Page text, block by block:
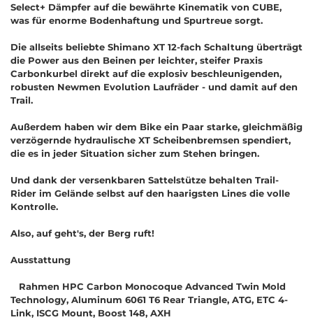
Select+ Dämpfer auf die bewährte Kinematik von CUBE,
was für enorme Bodenhaftung und Spurtreue sorgt.
Die allseits beliebte Shimano XT 12-fach Schaltung überträgt
die Power aus den Beinen per leichter, steifer Praxis
Carbonkurbel direkt auf die explosiv beschleunigenden,
robusten Newmen Evolution Laufräder - und damit auf den
Trail.
Außerdem haben wir dem Bike ein Paar starke, gleichmäßig
verzögernde hydraulische XT Scheibenbremsen spendiert,
die es in jeder Situation sicher zum Stehen bringen.
Und dank der versenkbaren Sattelstütze behalten Trail-
Rider im Gelände selbst auf den haarigsten Lines die volle
Kontrolle.
Also, auf geht's, der Berg ruft!
Ausstattung
Rahmen HPC Carbon Monocoque Advanced Twin Mold
Technology, Aluminum 6061 T6 Rear Triangle, ATG, ETC 4-
Link, ISCG Mount, Boost 148, AXH